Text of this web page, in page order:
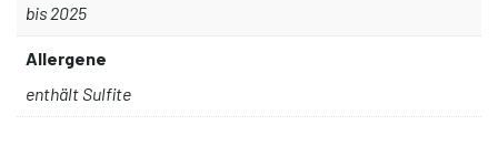
bis 2025
Allergene
enthält Sulfite